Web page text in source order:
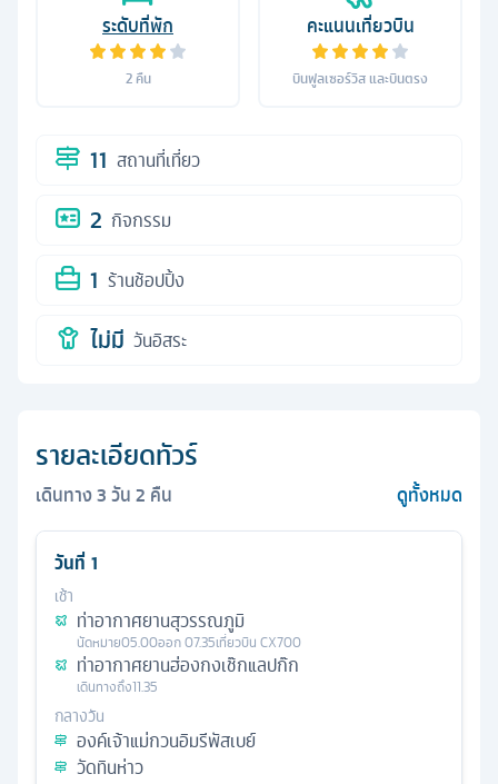
ระดับที่พัก
2คืน
คะแนนเที่ยวบิน
บินฟูลเซอร์วิส และบินตรง
11 สถานที่เที่ยว
2 กิจกรรม
1 ร้านช้อปปิ้ง
ไม่มี วันอิสระ
รายละเอียดทัวร์
เดินทาง3วัน2 คืน ดูทั้งหมด
วันที่ 1
เช้า
ท่าอากาศยานสุวรรณภูมิ
นัดหมาย05.00ออก07.35เที่ยวบิน CX700
ท่าอากาศยานฮ่องกงเช๊กแลปก๊ก
เดินทางถึง11.35
กลางวัน
องค์เจ้าแม่กวนอิมรีพัสเบย์
วัดทินห่าว